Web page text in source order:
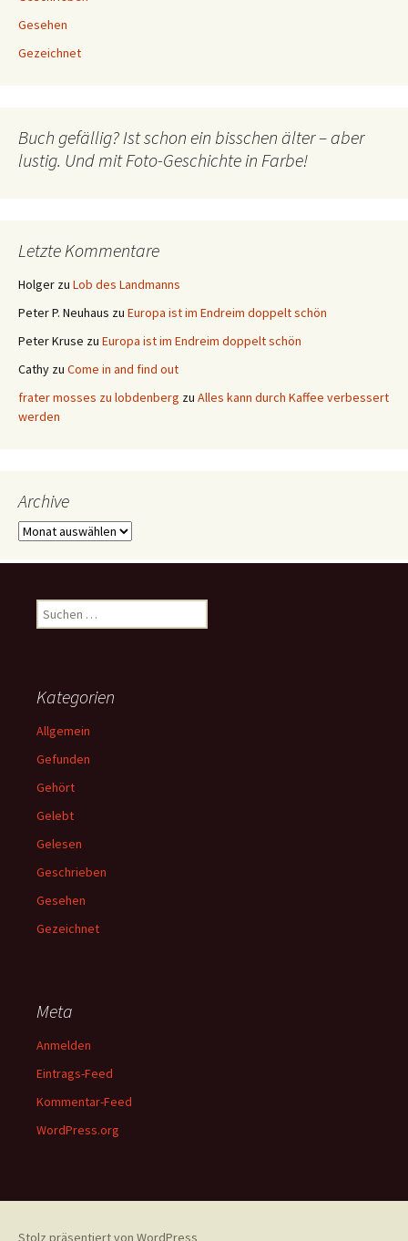
Gesehen
Gezeichnet
Buch gefällig? Ist schon ein bisschen älter – aber
lustig. Und mit Foto-Geschichte in Farbe!
Letzte Kommentare
Holger zu Lob des Landmanns
Peter P. Neuhaus zu Europa ist im Endreim doppelt schön
Peter Kruse zu Europa ist im Endreim doppelt schön
Cathy zu Come in and find out
frater mosses zu lobdenberg zu Alles kann durch Kaffee verbessert
werden
Archive
Archive
Suchen
nach:
Kategorien
Allgemein
Gefunden
Gehört
Gelebt
Gelesen
Geschrieben
Gesehen
Gezeichnet
Meta
Anmelden
Eintrags-Feed
Kommentar-Feed
WordPress.org
Stolz präsentiert von WordPress